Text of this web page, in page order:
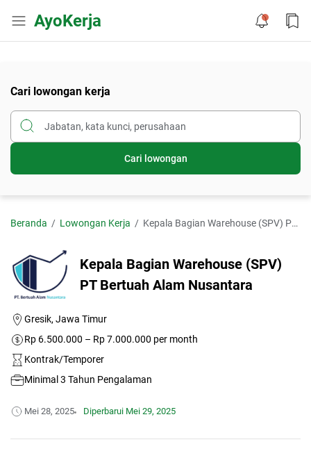
AyoKerja
Cari lowongan kerja
Cari lowongan
Beranda Lowongan Kerja Kepala Bagian Warehouse (SPV) PT Bertuah Alam Nusantara
Kepala Bagian Warehouse (SPV)
PT Bertuah Alam Nusantara
Gresik, Jawa Timur
Rp 6.500.000 – Rp 7.000.000 per month
Kontrak/Temporer
Minimal 3 Tahun Pengalaman
Mei 28, 2025 Diperbarui Mei 29, 2025